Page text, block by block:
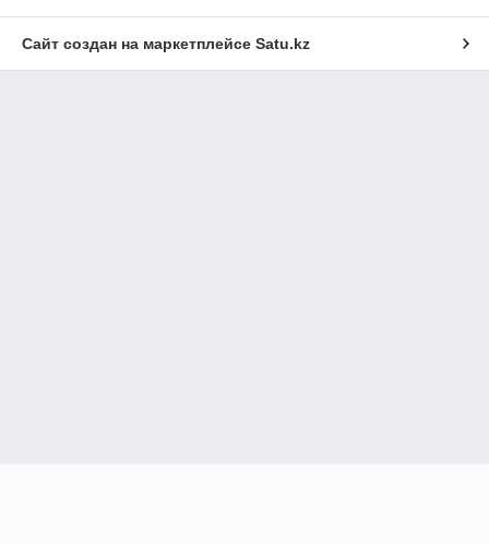
Сайт создан на маркетплейсе Satu.kz